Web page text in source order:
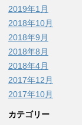
2019年1月
2018年10月
2018年9月
2018年8月
2018年4月
2017年12月
2017年10月
カテゴリー